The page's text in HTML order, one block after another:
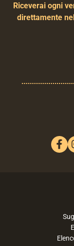
Riceverai ogni
direttamente